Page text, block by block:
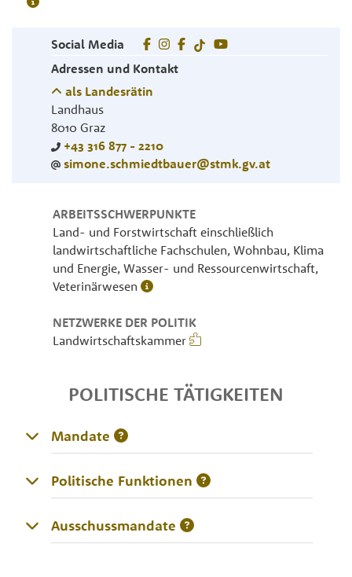
Social Media
Adressen und Kontakt
als Landesrätin
Landhaus
8010 Graz
+43 316 877 - 2210
simone.schmiedtbauer@stmk.gv.at
ARBEITSSCHWERPUNKTE
Land- und Forstwirtschaft einschließlich
landwirtschaftliche Fachschulen, Wohnbau, Klima
und Energie, Wasser- und Ressourcenwirtschaft,
Veterinärwesen
NETZWERKE DER POLITIK
Landwirtschaftskammer
POLITISCHE TÄTIGKEITEN
Mandate
Politische Funktionen
Ausschussmandate